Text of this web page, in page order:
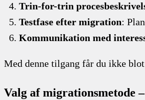
Trin-for-trin
Testfase efter migration:
Kommunikation med
Med denne tilgang får du ikke
Valg af migrationsmetode